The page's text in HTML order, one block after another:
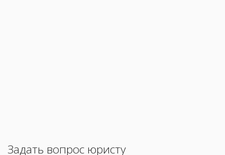
Задать вопрос юристу